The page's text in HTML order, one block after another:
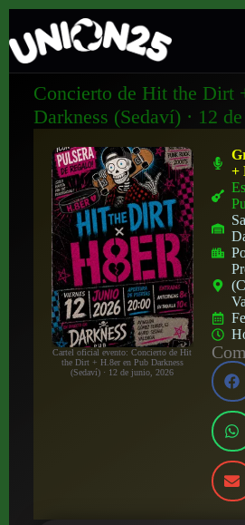
Concierto de Hit the Dirt
Darkness (Sedaví) · 12
Cartel oficial evento: Concierto de Hit
the Dirt + H.8er en Pub Darkness
(Sedaví) · 12 de junio, 2026
+